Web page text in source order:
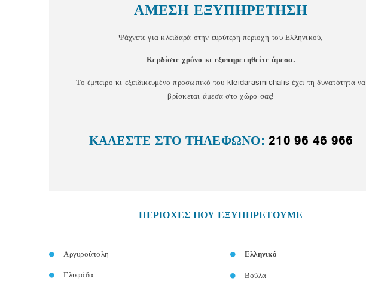
ΑΜΕΣΗ ΕΞΥΠΗΡΕΤΗΣΗ
Ψάχνετε για κλειδαρά στην ευρύτερη περιοχή του Ελληνικού;
Κερδίστε χρόνο κι εξυπηρετηθείτε άμεσα.
Το έμπειρο κι εξειδικευμένο προσωπικό του kleidarasmichalis έχει τη δυνατότητα να
βρίσκεται άμεσα στο χώρο σας!
ΚΑΛΕΣΤΕ ΣΤΟ ΤΗΛΕΦΩΝΟ:210 96 46 966
ΠΕΡΙΟΧΕΣ ΠΟΥ ΕΞΥΠΗΡΕΤΟΥΜΕ
Αργυρούπολη
Γλυφάδα
Ελληνικό
Βούλα